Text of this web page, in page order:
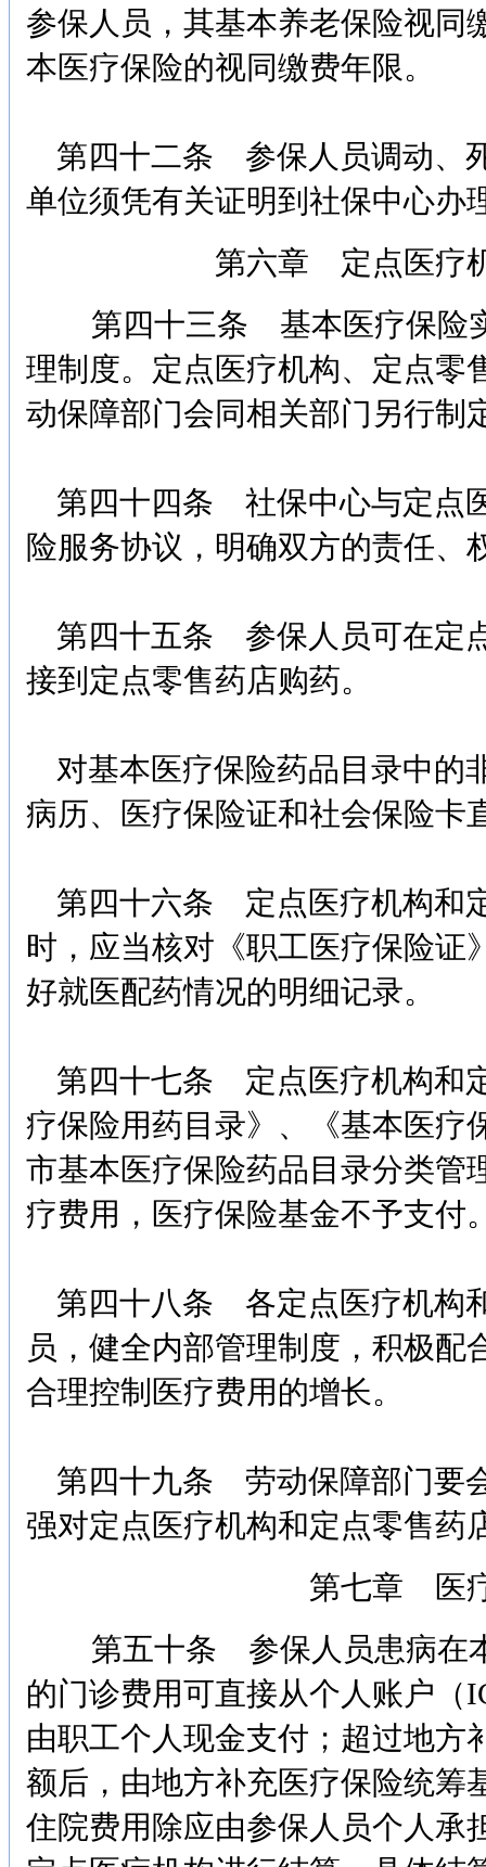
参保人员，其基本养老保险视同
本医疗保险的视同缴费年限。
第四十二条 参保人员调动、
单位须凭有关证明到社保中心办
第六章 定点医疗
第四十三条 基本医疗保险
理制度。定点医疗机构、定点零
动保障部门会同相关部门另行制
第四十四条 社保中心与定点
险服务协议，明确双方的责任、
第四十五条 参保人员可在定
接到定点零售药店购药。
对基本医疗保险药品目录中的
病历、医疗保险证和社会保险卡
第四十六条 定点医疗机构和
时，应当核对《职工医疗保险证
好就医配药情况的明细记录。
第四十七条 定点医疗机构和
疗保险用药目录》、《基本医疗
市基本医疗保险药品目录分类管
疗费用，医疗保险基金不予支付
第四十八条 各定点医疗机构
员，健全内部管理制度，积极
合理控制医疗费用的增长。
第四十九条 劳动保障部门要
强对定点医疗机构和定点零售药
第七章 医
第五十条 参保人员患病在
的门诊费用可直接从个人账户（
由职工个人现金支付；超过地方
额后，由地方补充医疗保险统筹
住院费用除应由参保人员个人承